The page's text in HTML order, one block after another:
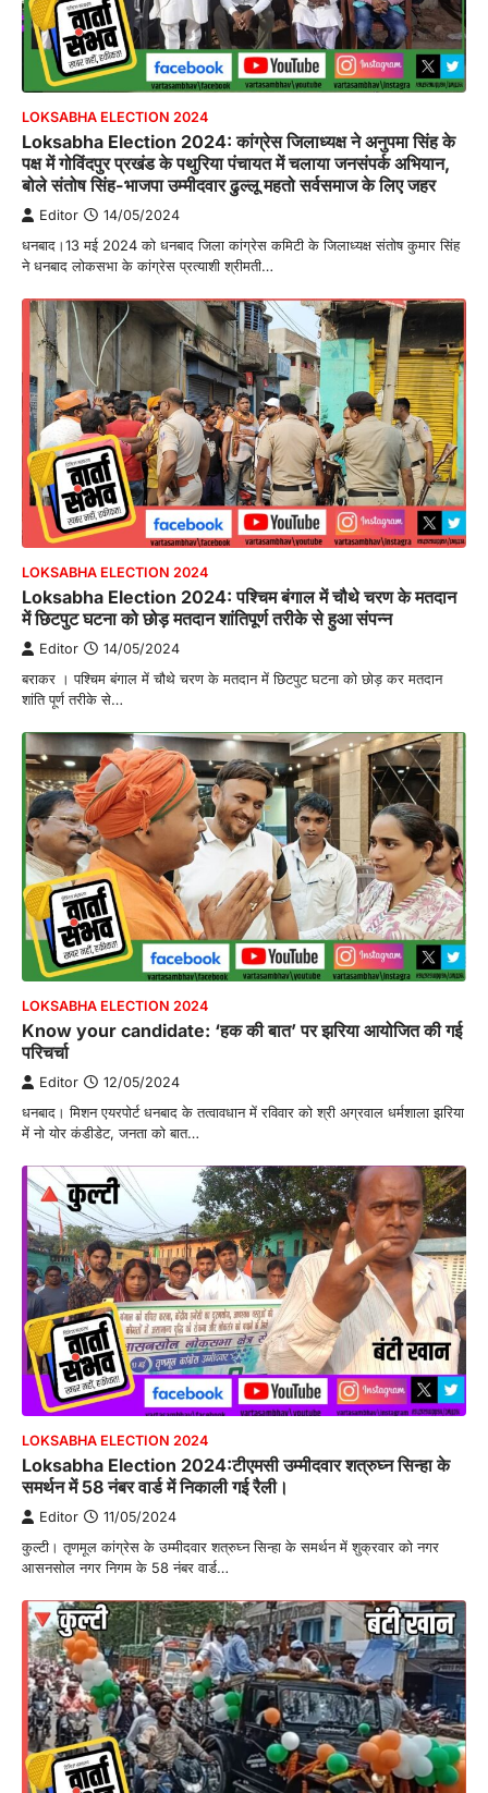
LOKSABHA ELECTION 2024
Loksabha Election 2024: कांग्रेस जिलाध्यक्ष ने अनुपमा सिंह के
पक्ष में गोविंदपुर प्रखंड के पथुरिया पंचायत में चलाया जनसंपर्क अभियान,
बोले संतोष सिंह-भाजपा उम्मीदवार ढुल्लू महतो सर्वसमाज के लिए जहर
Editor 14/05/2024
धनबाद।13 मई 2024 को धनबाद जिला कांग्रेस कमिटी के जिलाध्यक्ष संतोष कुमार सिंह
ने धनबाद लोकसभा के कांग्रेस प्रत्याशी श्रीमती…
LOKSABHA ELECTION 2024
Loksabha Election 2024: पश्चिम बंगाल में चौथे चरण के मतदान
में छिटपुट घटना को छोड़ मतदान शांतिपूर्ण तरीके से हुआ संपन्न
Editor 14/05/2024
बराकर । पश्चिम बंगाल में चौथे चरण के मतदान में छिटपुट घटना को छोड़ कर मतदान
शांति पूर्ण तरीके से…
LOKSABHA ELECTION 2024
Know your candidate: ‘हक की बात’ पर झरिया आयोजित की गई
परिचर्चा
Editor 12/05/2024
धनबाद। मिशन एयरपोर्ट धनबाद के तत्वावधान में रविवार को श्री अग्रवाल धर्मशाला झरिया
में नो योर कंडीडेट, जनता को बात…
LOKSABHA ELECTION 2024
Loksabha Election 2024:टीएमसी उम्मीदवार शत्रुघ्न सिन्हा के
समर्थन में 58 नंबर वार्ड में निकाली गई रैली।
Editor 11/05/2024
कुल्टी। तृणमूल कांग्रेस के उम्मीदवार शत्रुघ्न सिन्हा के समर्थन में शुक्रवार को नगर
आसनसोल नगर निगम के 58 नंबर वार्ड…